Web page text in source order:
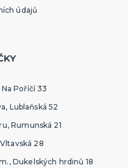
údajů
Na Poříčí 33
Lublaňská 52
Rumunská 21
28
Dukelských hrdinů 18